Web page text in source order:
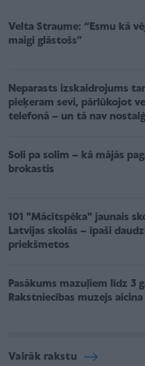
Velta Straume: “Esmu kā
maigi glāstošs”
Neparasts izskaidrojums
pieķeram sevi, pārlūkojot
telefonā – un tā nav
Soli pa solim – kā mājās
brokastis
101 "Mācītspēka" jaunais
Latvijas skolās – īpaši
priekšmetos
Pasākums mazuļiem līdz 3
Rakstniecības muzejs
Vairāk rakstu